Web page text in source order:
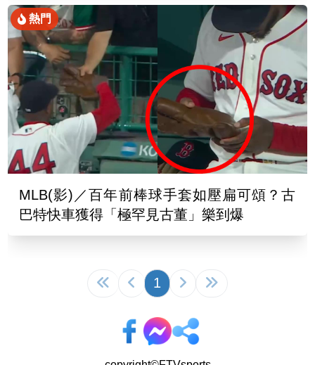
熱門
MLB(影)／百年前棒球手套如壓扁可頌？古
巴特快車獲得「極罕見古董」樂到爆
1